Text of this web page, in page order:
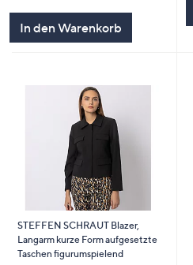
von
In den Warenkorb
STEFFEN SCHRAUT Blazer,
Langarm kurze Form aufgesetzte
Taschen figurumspielend